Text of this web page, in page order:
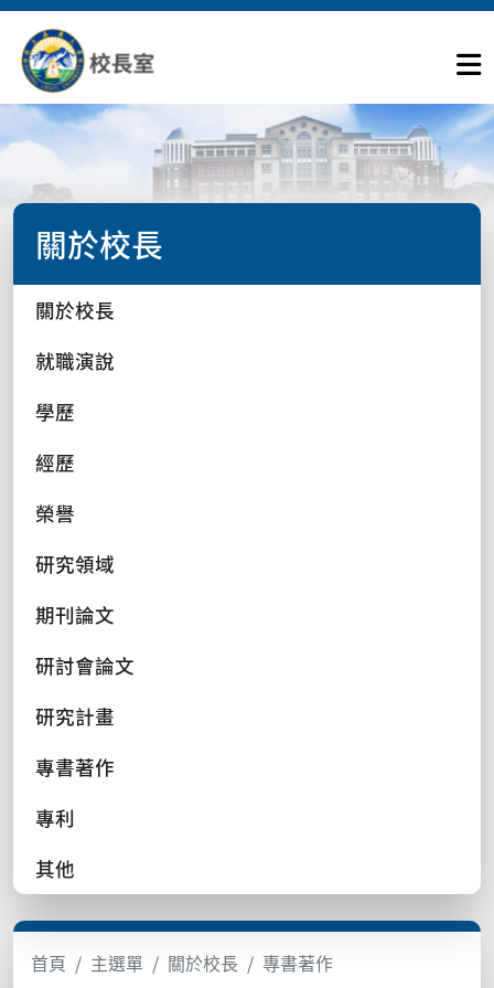
關於校長
關於校長
就職演說
學歷
經歷
榮譽
研究領域
期刊論文
研討會論文
研究計畫
專書著作
專利
其他
首頁 主選單 關於校長 專書著作